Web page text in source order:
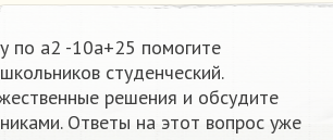
по a2 -10a+25 помогите
студенческий.
решения и обсудите
Ответы на этот вопрос уже